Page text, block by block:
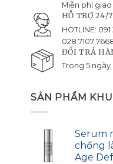
Miễn phí
HỖ TRỢ 24/7
HOTLINE:
028 7107
ĐỔI TRẢ
Trong 5 ngày
SẢN PHẨM
Serum
chống
Age